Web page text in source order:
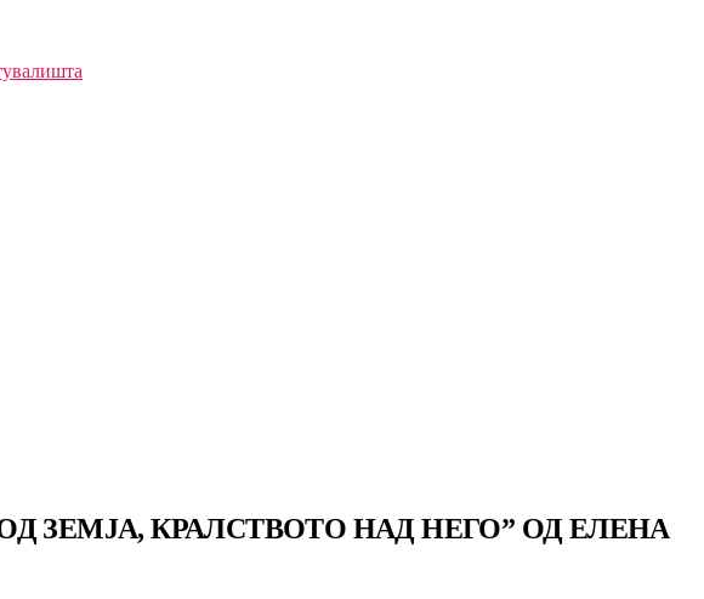
КРАЛСТВОТО НАД НЕГО” ОД ЕЛЕНА